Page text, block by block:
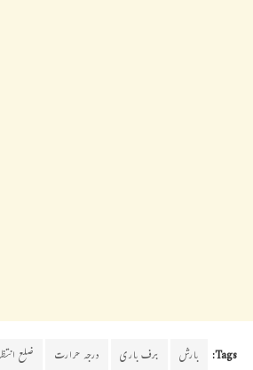
Tags: بارش برف باری درجہ حرارت ضلع